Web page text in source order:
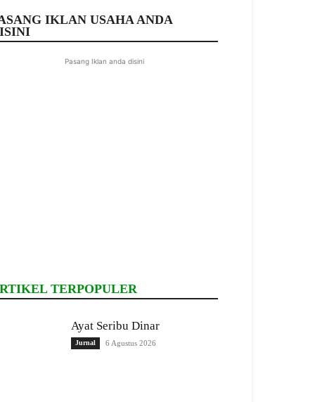
IKLAN USAHA ANDA
Pasang Iklan anda disini
TERPOPULER
Ayat Seribu Dinar
Jurnal 6 Agustus 2026